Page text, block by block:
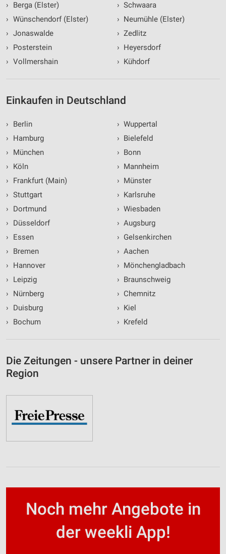
›
Berga (Elster)
› Wünschendorf (Elster)
› Jonaswalde
›
Posterstein
› Vollmershain
› Schwaara
› Neumühle (Elster)
› Zedlitz
› Heyersdorf
› Kühdorf
Einkaufen in Deutschland
›
Berlin
›
Hamburg
›
München
›
Köln
›
Frankfurt (Main)
› Stuttgart
›
Dortmund
›
Düsseldorf
›
Essen
›
Bremen
›
Hannover
›
Leipzig
›
Nürnberg
›
Duisburg
›
Bochum
› Wuppertal
› Bielefeld
› Bonn
› Mannheim
› Münster
› Karlsruhe
› Wiesbaden
› Augsburg
› Gelsenkirchen
› Aachen
› Mönchengladbach
› Braunschweig
› Chemnitz
› Kiel
› Krefeld
Die Zeitungen - unsere Partner in deiner
Region
Noch mehr Angebote in
der weekli App!